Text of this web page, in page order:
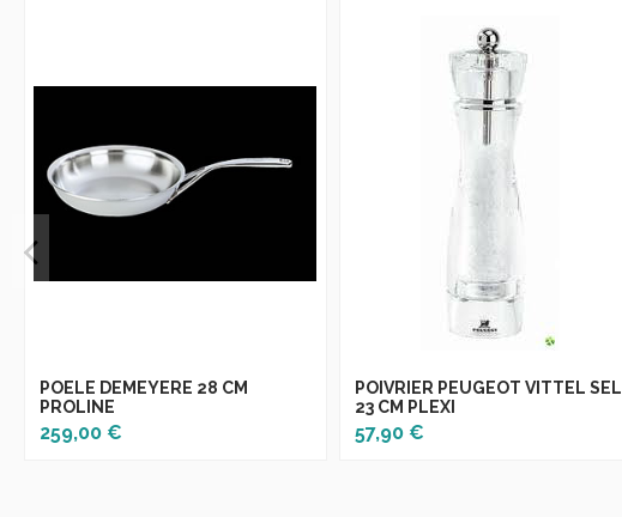
POELE DEMEYERE 28 CM
PROLINE
259,00 €
POIVRIER PEUGEOT VITTEL SEL
23 CM PLEXI
57,90 €